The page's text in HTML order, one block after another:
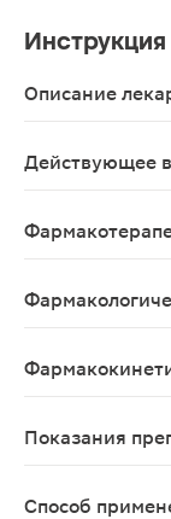
Инструкция
Описание
Действующее
Показания
Способ